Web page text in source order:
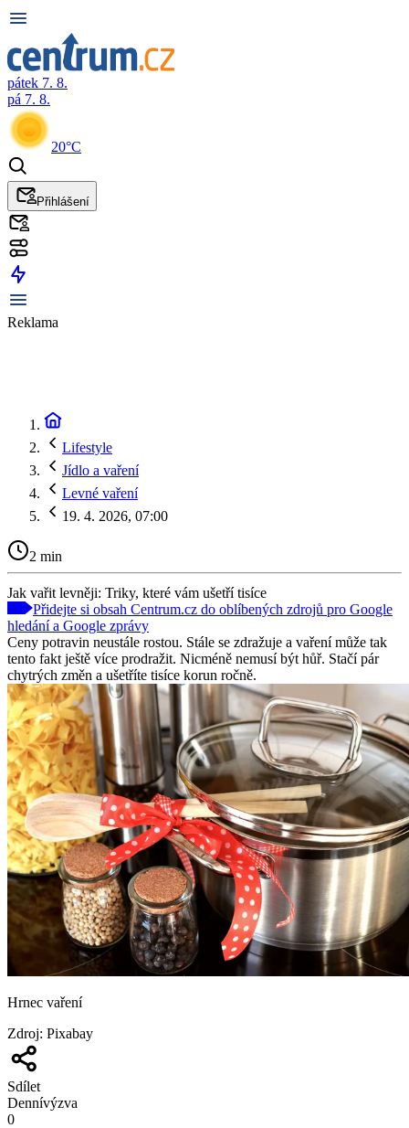
pátek 7. 8.
pá 7. 8.
20°C
Přihlášení
Reklama
Lifestyle
Jídlo a vaření
Levné vaření
19. 4. 2026, 07:00
2 min
Jak vařit levněji: Triky, které vám ušetří tisíce
Přidejte si obsah Centrum.cz do oblíbených zdrojů pro Google
hledání a Google zprávy
Ceny potravin neustále rostou. Stále se zdražuje a vaření může tak
tento fakt ještě více prodražit. Nicméně nemusí být hůř. Stačí pár
chytrých změn a ušetříte tisíce korun ročně.
Hrnec vaření
Zdroj: Pixabay
Sdílet
Dennívýzva
0